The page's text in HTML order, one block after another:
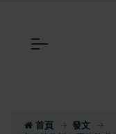
首頁
發文